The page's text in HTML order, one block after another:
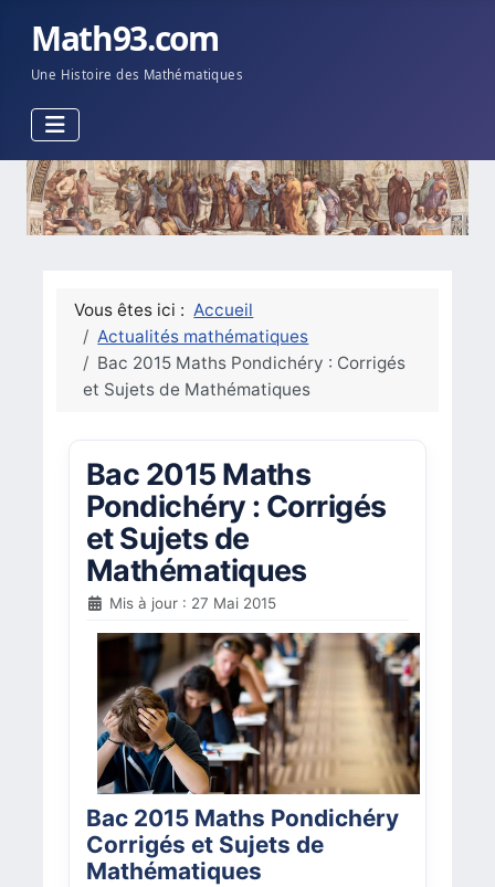
Math93.com
Une Histoire des Mathématiques
Vous êtes ici : Accueil
Actualités mathématiques
Bac 2015 Maths Pondichéry : Corrigés
et Sujets de Mathématiques
Bac 2015 Maths
Pondichéry : Corrigés
et Sujets de
Mathématiques
Mis à jour : 27 Mai 2015
Bac 2015 Maths Pondichéry
Corrigés et Sujets de
Mathématiques